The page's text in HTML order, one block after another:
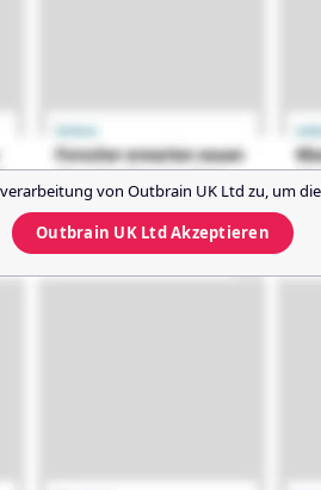
von Outbrain UK Ltd zu, um
Outbrain UK Ltd Akzeptieren